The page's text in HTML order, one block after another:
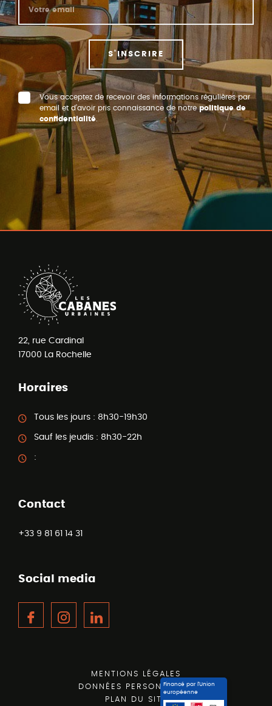
S'INSCRIRE
Vous acceptez de recevoir des informations régulières par
email et d’avoir pris connaissance de notrepolitique de
confidentialité
22, rue Cardinal
17000 La Rochelle
Horaires
Tous les jours : 8h30-19h30
Sauf les jeudis : 8h30-22h
Financé par l’Union
européenne
:
Contact
+33 9 81 61 14 31
Social media
FacebookInstagram
MENTIONS LÉGALES
DONNÉES PERSONNELLES
PLAN DU SITE